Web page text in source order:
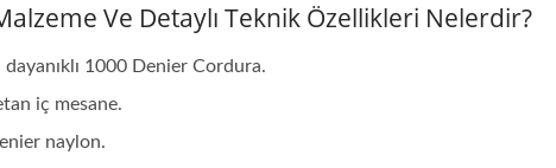
Ve Detaylı Teknik Özellikleri Nelerdir?
dayanıklı 1000 Denier Cordura.
iç mesane.
naylon.